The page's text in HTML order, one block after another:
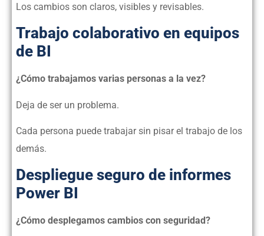
Los cambios son claros, visibles y revisables.
Trabajo colaborativo en equipos
de BI
¿Cómo trabajamos varias personas a la vez?
Deja de ser un problema.
Cada persona puede trabajar sin pisar el trabajo de los
demás.
Despliegue seguro de informes
Power BI
¿Cómo desplegamos cambios con seguridad?